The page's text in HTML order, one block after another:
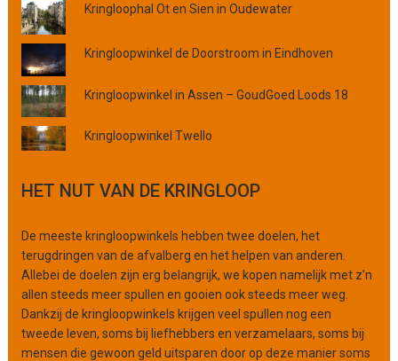
i
n
i
e
o
f
o
g
i
s
a
t
i
e
Kringloophal Ot en Sien in Oudewater
Kringloopwinkel de Doorstroom in Eindhoven
Kringloopwinkel in Assen – GoudGoed Loods 18
Kringloopwinkel Twello
HET NUT VAN DE KRINGLOOP
De meeste kringloopwinkels hebben twee doelen, het
terugdringen van de afvalberg en het helpen van anderen.
Allebei de doelen zijn erg belangrijk, we kopen namelijk met z’n
allen steeds meer spullen en gooien ook steeds meer weg.
Dankzij de kringloopwinkels krijgen veel spullen nog een
tweede leven, soms bij liefhebbers en verzamelaars, soms bij
mensen die gewoon geld uitsparen door op deze manier soms